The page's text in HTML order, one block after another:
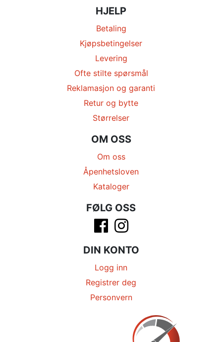
HJELP
Betaling
Kjøpsbetingelser
Levering
Ofte stilte spørsmål
Reklamasjon og garanti
Retur og bytte
Størrelser
OM OSS
Om oss
Åpenhetsloven
Kataloger
FØLG OSS
DIN KONTO
Logg inn
Registrer deg
Personvern